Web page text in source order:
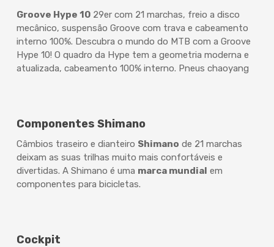
Groove Hype 1029er com 21 marchas, freio a disco
mecânico, suspensão Groove com trava e cabeamento
interno 100%. Descubra o mundo do MTB com a Groove
Hype 10! O quadro da Hype tem a geometria moderna e
atualizada, cabeamento 100% interno. Pneus chaoyang
Componentes Shimano
Câmbios traseiro e dianteiro Shimano de 21 marchas
deixam as suas trilhas muito mais confortáveis e
divertidas. A Shimano é uma marca mundial em
componentes para bicicletas.
Cockpit